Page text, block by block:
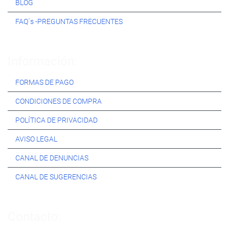
BLOG
FAQ´s -PREGUNTAS FRECUENTES
FORMAS DE PAGO
CONDICIONES DE COMPRA
POLÍTICA DE PRIVACIDAD
AVISO LEGAL
CANAL DE DENUNCIAS
CANAL DE SUGERENCIAS